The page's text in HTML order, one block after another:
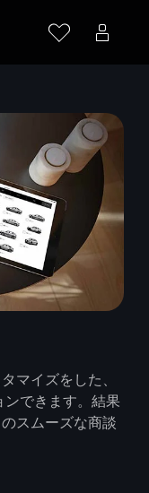
マイズをした、
できます。結果
スムーズな商談